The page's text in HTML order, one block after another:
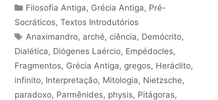
Categorias
Filosofia Antiga, Grécia Antiga, Pré-
Socráticos, Textos Introdutórios
Tags
Anaximandro, arché, ciência, Demócrito,
Dialética, Diógenes Laércio, Empédocles,
Fragmentos, Grécia Antiga, gregos, Heráclito,
infinito, Interpretação, Mitologia, Nietzsche,
paradoxo, Parmênides, physis, Pitágoras,